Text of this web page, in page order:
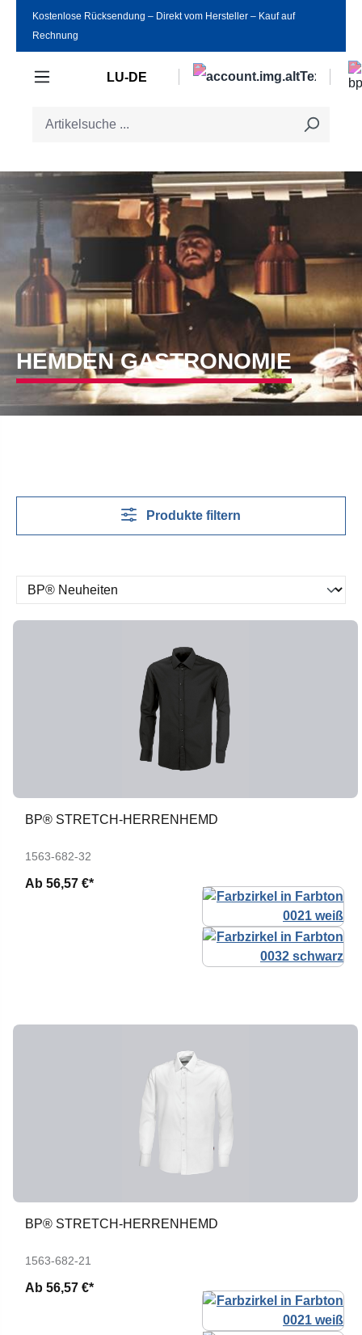
Zum Hauptinhalt springen
Kostenlose Rücksendung ‒ Direkt vom Hersteller ‒ Kauf auf
Rechnung
LU-DE
HEMDEN GASTRONOMIE
Produkte filtern
BP® STRETCH-HERRENHEMD
1563-682-32
Ab 56,57 €*
BP® STRETCH-HERRENHEMD
1563-682-21
Ab 56,57 €*